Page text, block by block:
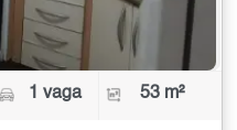
1 vaga 53 m²